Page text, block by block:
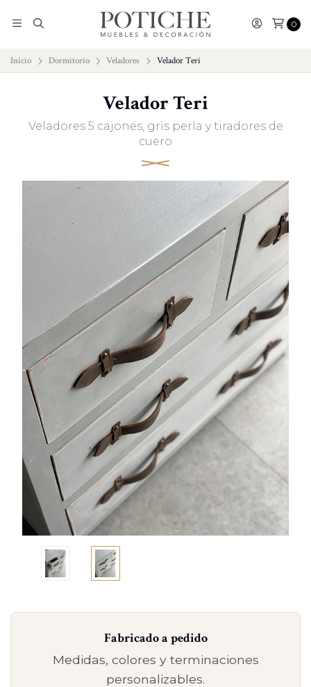
0
Inicio Dormitorio Veladores Velador Teri
Velador Teri
Veladores 5 cajones, gris perla y tiradores de
cuero
Fabricado a pedido
Medidas, colores y terminaciones
personalizables.